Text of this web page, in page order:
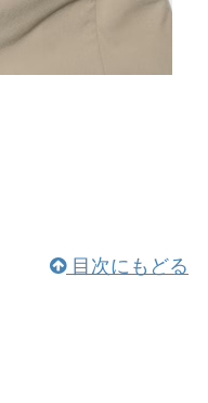
目次にもどる